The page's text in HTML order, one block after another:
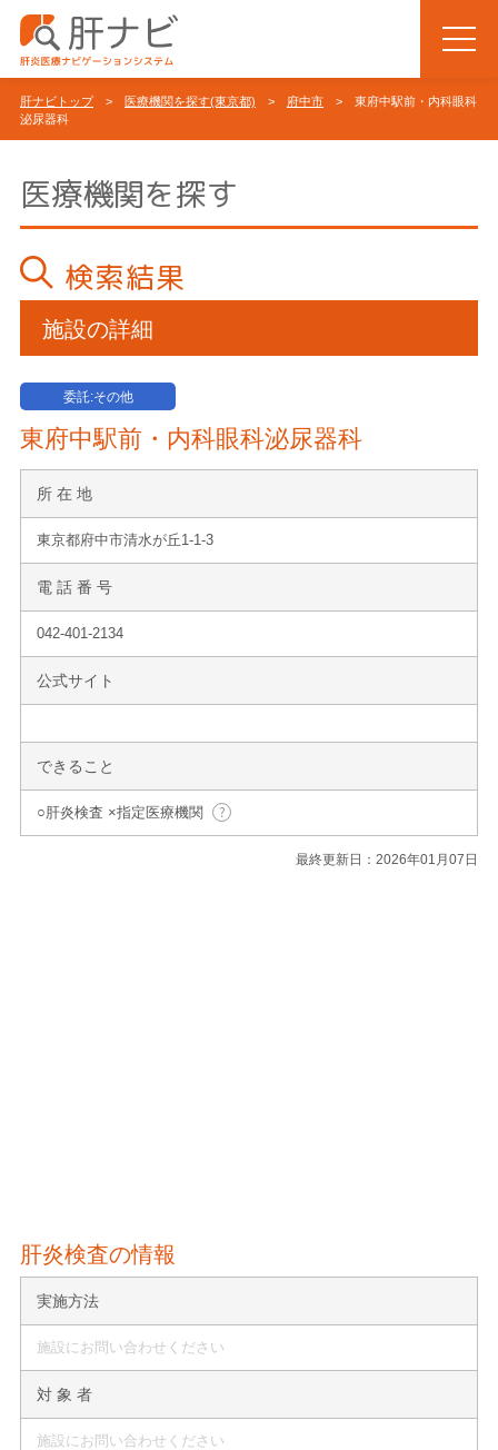
肝ナビトップ> 医療機関を探す(東京都) > 府中市 > 東府中駅前・内科眼科
泌尿器科
医療機関を探す
検索結果
施設の詳細
委託:その他
東府中駅前・内科眼科泌尿器科
所 在 地
東京都府中市清水が丘1-1-3
電 話 番 号
042-401-2134
公式サイト
できること
○肝炎検査 ×指定医療機関
最終更新日：2026年01月07日
肝炎検査の情報
実施方法
施設にお問い合わせください
対 象 者
施設にお問い合わせください